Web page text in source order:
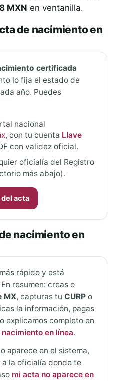
MXN en ventanilla.
de nacimiento en
certificada
lo fija el estado de
año. Puedes
nacional
, con tu cuenta Llave
con validez oficial.
oficialía del Registro
más abajo).
acta
nacimiento en
rápido y está
resumen: creas o
MX, capturas tu CURP o
la información, pagas
explicamos completo en
en línea.
aparece en el sistema,
a la oficialía donde te
mi acta no aparece en